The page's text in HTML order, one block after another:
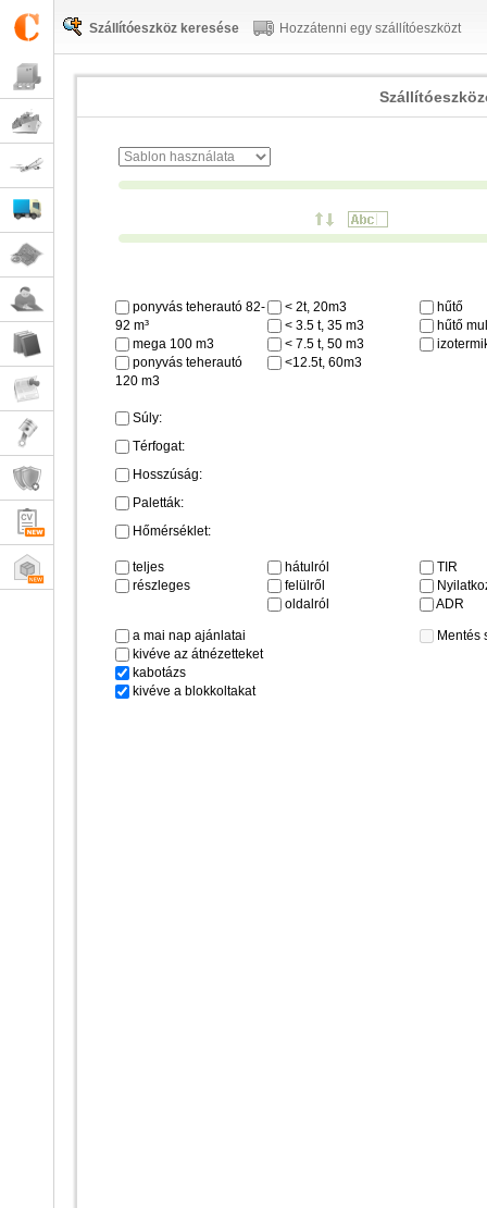
Szállítóeszköz keresése Hozzátenni egy szállítóeszközt
ponyvás teherautó 82-
92 m³
mega 100 m3
ponyvás teherautó
120 m3
< 2t, 20m3
< 3.5 t, 35 m3
< 7.5 t, 50 m3
<12.5t, 60m3
hűtő
hűtő
Súly:
Térfogat:
Hosszúság:
Paletták:
Hőmérséklet:
teljes
részleges
hátulról
felülről
oldalról
TIR
ADR
a mai nap ajánlatai
kivéve az átnézetteket
kabotázs
kivéve a blokkoltakat
Mentés